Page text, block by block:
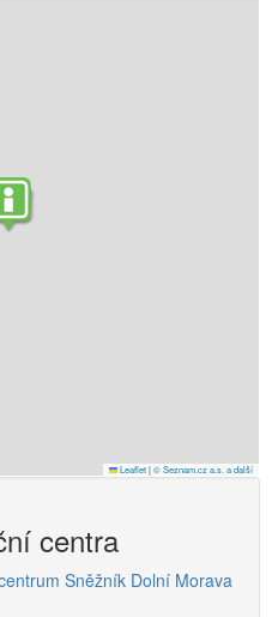
Leaflet|© Seznam.cz a.s. a další
centra
Sněžník Dolní Morava